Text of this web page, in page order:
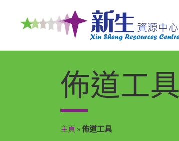
佈道工具
主頁 »佈道工具